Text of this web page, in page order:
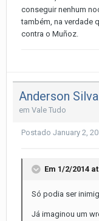
conseguir nenhum
também, na verdade
contra o Muñoz.
em Vale Tudo
Postado January 2,
Em 1/2/2014
Só podia ser
Já imaginou um